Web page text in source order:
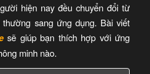
hiện nay đều chuyển đổi từ
sang ứng dụng. Bài viết
sẽ giúp bạn thích hợp với ứng
minh nào.